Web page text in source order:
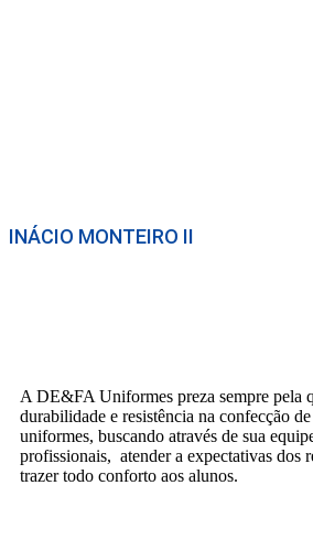
INÁCIO MONTEIRO II
A DE&FA Uniformes preza sempre pela
durabilidade e resistência na confecção de
uniformes, buscando através de sua
profissionais, atender a expectativas dos
trazer todo conforto aos alunos.